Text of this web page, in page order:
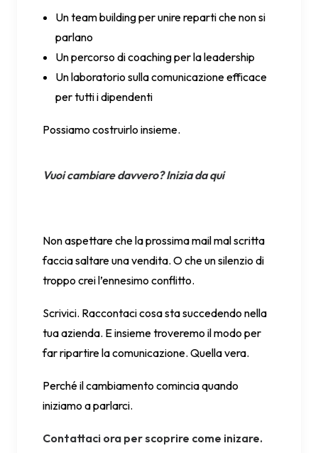
Un team building per unire reparti che non si
parlano
Un percorso di coaching per la leadership
Un laboratorio sulla comunicazione efficace
per tutti i dipendenti
Possiamo costruirlo insieme.
Vuoi cambiare davvero? Inizia da qui
Non aspettare che la prossima mail mal scritta
faccia saltare una vendita. O che un silenzio di
troppo crei l’ennesimo conflitto.
Scrivici. Raccontaci cosa sta succedendo nella
tua azienda. E insieme troveremo il modo per
far ripartire la comunicazione. Quella vera.
Perché il cambiamento comincia quando
iniziamo a parlarci.
Contattaci ora per scoprire come inizare.